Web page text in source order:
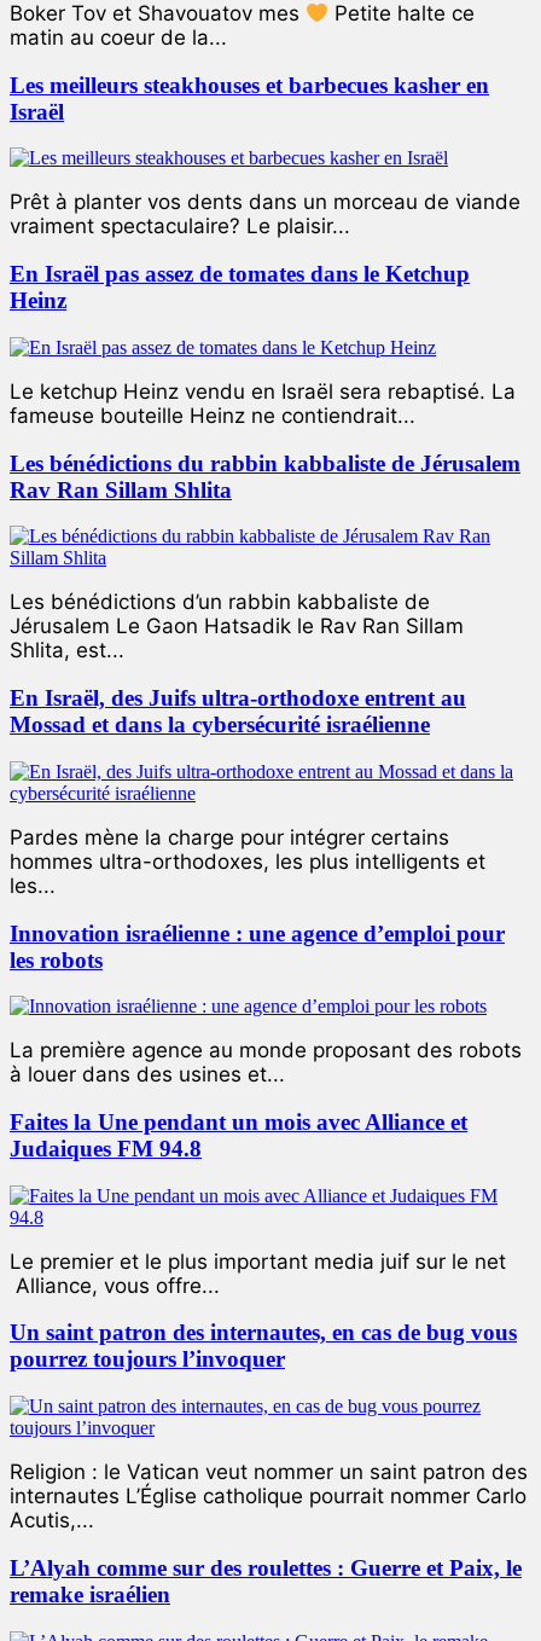
Boker Tov et Shavouatov mes
Petite halte ce
matin au coeur de la...
Les meilleurs steakhouses et barbecues kasher en
Israël
Prêt à planter vos dents dans un morceau de viande
vraiment spectaculaire? Le plaisir...
En Israël pas assez de tomates dans le Ketchup
Heinz
Le ketchup Heinz vendu en Israël sera rebaptisé. La
fameuse bouteille Heinz ne contiendrait...
Les bénédictions du rabbin kabbaliste de Jérusalem
Rav Ran Sillam Shlita
Les bénédictions d’un rabbin kabbaliste de
Jérusalem Le Gaon Hatsadik le Rav Ran Sillam
Shlita, est...
En Israël, des Juifs ultra-orthodoxe entrent au
Mossad et dans la cybersécurité israélienne
Pardes mène la charge pour intégrer certains
hommes ultra-orthodoxes, les plus intelligents et
les...
Innovation israélienne : une agence d’emploi pour
les robots
La première agence au monde proposant des robots
à louer dans des usines et...
Faites la Une pendant un mois avec Alliance et
Judaiques FM 94.8
Le premier et le plus important media juif sur le net
Alliance, vous offre...
Un saint patron des internautes, en cas de bug vous
pourrez toujours l’invoquer
Religion : le Vatican veut nommer un saint patron des
internautes L’Église catholique pourrait nommer Carlo
Acutis,...
L’Alyah comme sur des roulettes : Guerre et Paix, le
remake israélien